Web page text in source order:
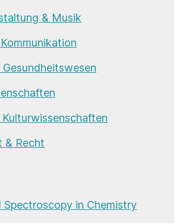
& Musik
& Recht
Spectroscopy in Chemistry